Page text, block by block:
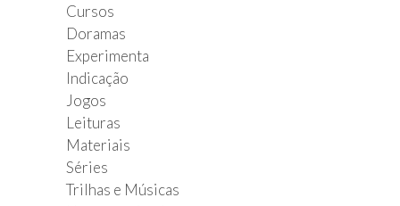
Cursos
Doramas
Experimenta
Indicação
Jogos
Leituras
Materiais
Séries
Trilhas e Músicas